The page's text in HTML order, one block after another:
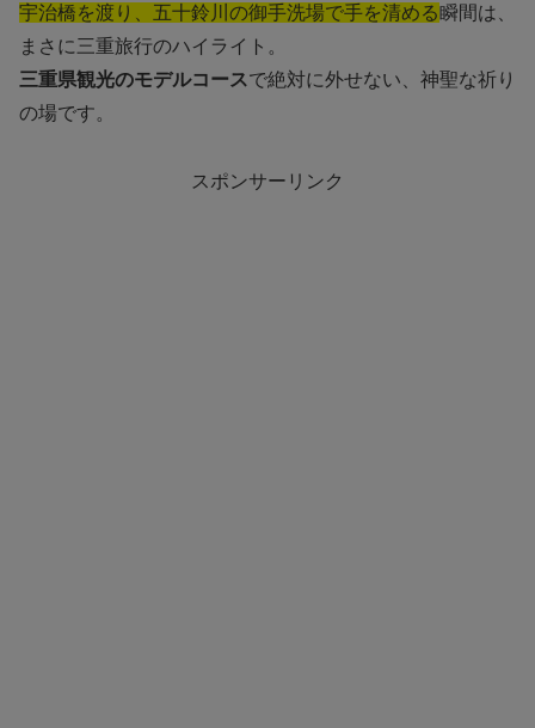
宇治橋を渡り、五十鈴川の御手洗場で手を清める瞬間は、
まさに三重旅行のハイライト。
三重県観光のモデルコースで絶対に外せない、神聖な祈り
の場です。
スポンサーリンク